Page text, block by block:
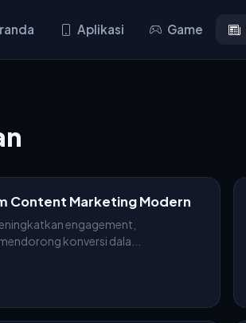
Aplikasi Game
Content Marketing Modern
engagement,
konversi dala...